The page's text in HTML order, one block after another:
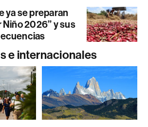
ya se preparan
Niño 2026” y sus
e internacionales